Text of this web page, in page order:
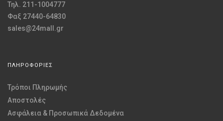
Τηλ. 211-1004777
Φαξ 27440-64830
sales@24mall.gr
ΠΛΗΡΟΦΟΡΙΕΣ
Τρόποι Πληρωμής
Αποστολές
Ασφάλεια & Προσωπικά Δεδομένα